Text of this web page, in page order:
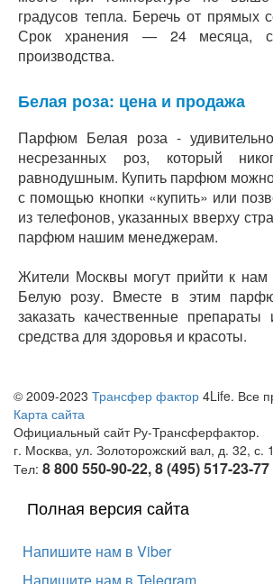
градусов тепла. Беречь от прямых
Срок хранения — 24 месяца,
производства.
Белая роза: цена и продажа
Парфюм Белая роза -
несрезанных роз, который
равнодушным. Купить парфюм
с помощью кнопки «купить» или
из телефонов, указанных вверху
парфюм нашим менеджерам.
Жители Москвы могут прийти к
Белую розу. Вместе в этим
заказать качественные препараты
средства для здоровья и красоты.
© 2009-2023 Трансфер фактор 4Life. Все
Карта сайта
Официальный сайт Ру-Трансферфактор.
г. Москва, ул. Золоторожский вал, д. 32,
Тел: 8 800 550-90-22, 8 (495) 517-23-77
Полная версия сайта
Напишите нам в Viber